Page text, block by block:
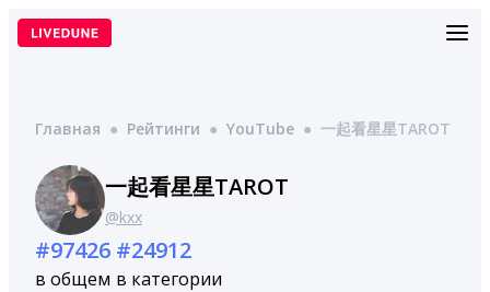
Перейти
Главная ● Рейтинги ● YouTube ● 一起看星星TAROT
一起看星星TAROT
@kxx
#97426
в общем
#24912
в категории